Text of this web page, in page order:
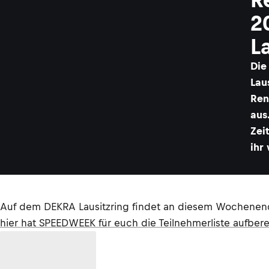
ihr
Auf dem DEKRA Lausitzring findet an diesem
hier hat SPEEDWEEK für euch die Teilnehmerliste